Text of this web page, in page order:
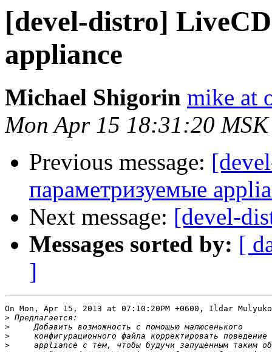
[devel-distro]
appliance
Michael Shigorin mike at
Mon Apr 15 18:31:20
Previous message:
параметризуемые
Next message: [devel-
Messages sorted by: [
]
On Mon, Apr 15, 2013 at 07:10:20PM +0600, Ildar
>
>
>
>